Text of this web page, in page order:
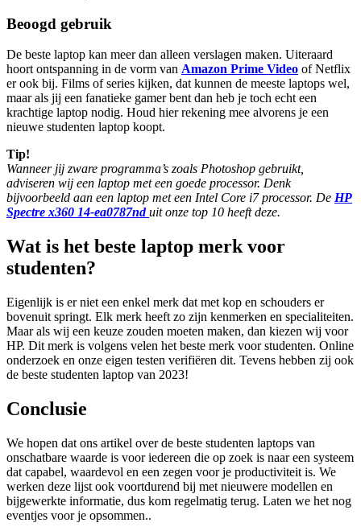
Beoogd gebruik
De beste laptop kan meer dan alleen verslagen maken. Uiteraard
hoort ontspanning in de vorm van Amazon Prime Video of Netflix
er ook bij. Films of series kijken, dat kunnen de meeste laptops wel,
maar als jij een fanatieke gamer bent dan heb je toch echt een
krachtige laptop nodig. Houd hier rekening mee alvorens je een
nieuwe studenten laptop koopt.
Tip!
Wanneer jij zware programma’s zoals Photoshop gebruikt,
adviseren wij een laptop met een goede processor. Denk
bijvoorbeeld aan een laptop met een Intel Core i7 processor. De HP
Spectre x360 14-ea0787nduit onze top 10 heeft deze.
Wat is het beste laptop merk voor
studenten?
Eigenlijk is er niet een enkel merk dat met kop en schouders er
bovenuit springt. Elk merk heeft zo zijn kenmerken en specialiteiten.
Maar als wij een keuze zouden moeten maken, dan kiezen wij voor
HP. Dit merk is volgens velen het beste merk voor studenten. Online
onderzoek en onze eigen testen verifiëren dit. Tevens hebben zij ook
de beste studenten laptop van 2023!
Conclusie
We hopen dat ons artikel over de beste studenten laptops van
onschatbare waarde is voor iedereen die op zoek is naar een systeem
dat capabel, waardevol en een zegen voor je productiviteit is. We
werken deze lijst ook voortdurend bij met nieuwere modellen en
bijgewerkte informatie, dus kom regelmatig terug. Laten we het nog
eventjes voor je opsommen..